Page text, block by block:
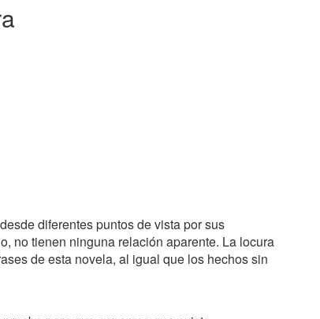
diferentes puntos de vista por sus
no tienen ninguna relación aparente. La locura
de esta novela, al igual que los hechos sin